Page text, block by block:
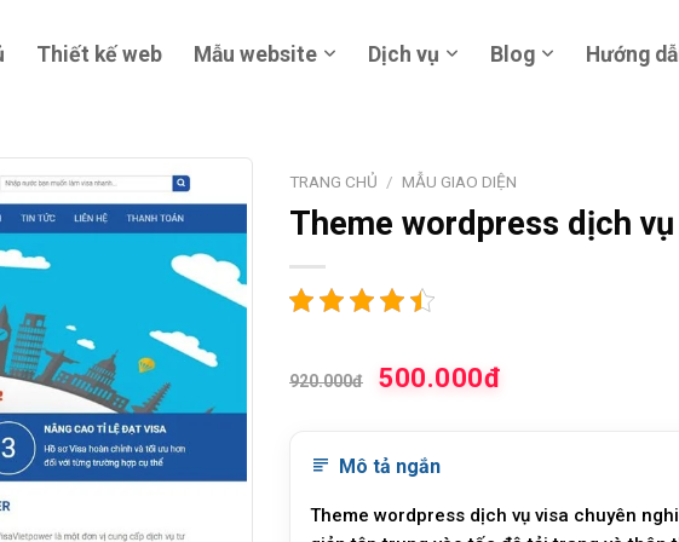
Thiết kế web Mẫu website Dịch vụ Blog Hướng
TRANG CHỦ / MẪU GIAO DIỆN
Theme wordpress dịch
920.000đ 500.000đ
Mô tả ngắn
Theme wordpress dịch vụ visa chuyên